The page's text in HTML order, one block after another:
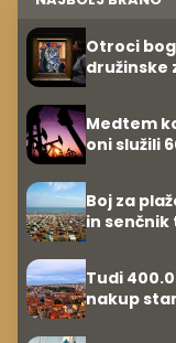
Otroci
družinske
Medtem
oni služili
Boj za
in
Tudi
nakup